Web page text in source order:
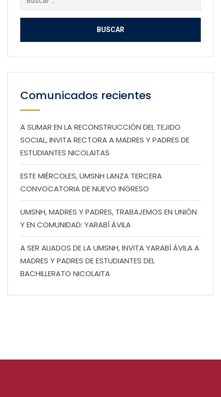
Comunicados recientes
A SUMAR EN LA RECONSTRUCCIÓN DEL TEJIDO
SOCIAL, INVITA RECTORA A MADRES Y PADRES DE
ESTUDIANTES NICOLAITAS
ESTE MIÉRCOLES, UMSNH LANZA TERCERA
CONVOCATORIA DE NUEVO INGRESO
UMSNH, MADRES Y PADRES, TRABAJEMOS EN UNIÓN
Y EN COMUNIDAD: YARABÍ ÁVILA
A SER ALIADOS DE LA UMSNH, INVITA YARABÍ ÁVILA A
MADRES Y PADRES DE ESTUDIANTES DEL
BACHILLERATO NICOLAITA